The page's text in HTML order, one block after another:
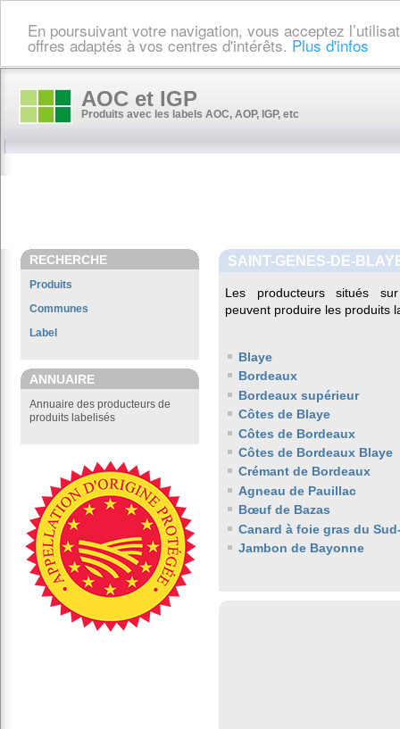
En poursuivant votre navigation, vous acceptez
offres adaptés à vos centres d'intérêts. Plus d'infos
AOC et IGP
Produits avec les labels AOC, AOP, IGP, etc
RECHERCHE
Produits
Communes
Label
ANNUAIRE
Annuaire des producteurs de
produits labelisés
SAINT-GENES-DE-
Les producteurs situés
peuvent produire les produits
Blaye
Bordeaux
Bordeaux supérieur
Côtes de Blaye
Côtes de Bordeaux
Côtes de Bordeaux Blaye
Crémant de Bordeaux
Agneau de Pauillac
Bœuf de Bazas
Canard à foie gras du
Jambon de Bayonne